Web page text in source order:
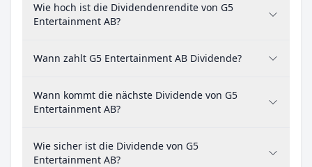
Wie hoch ist die Dividendenrendite von G5
Entertainment AB?
Wann zahlt G5 Entertainment AB Dividende?
Wann kommt die nächste Dividende von G5
Entertainment AB?
Wie sicher ist die Dividende von G5
Entertainment AB?